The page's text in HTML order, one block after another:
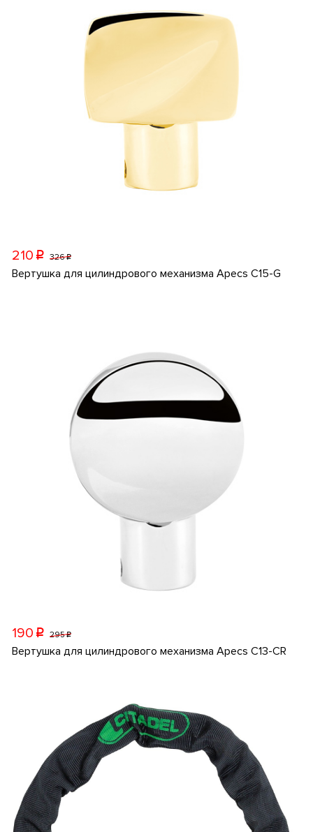
210 p 326p
Вертушка для цилиндрового механизма Apecs C15-G
190 p 295p
Вертушка для цилиндрового механизма Apecs C13-CR